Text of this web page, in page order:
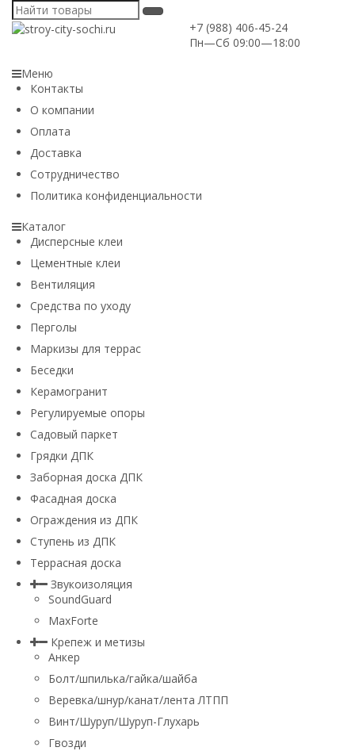
+7 (988) 406-45-24
Пн—Сб 09:00—18:00
Меню
Контакты
О компании
Оплата
Доставка
Сотрудничество
Политика конфиденциальности
Каталог
Дисперсные клеи
Цементные клеи
Вентиляция
Средства по уходу
Перголы
Маркизы для террас
Беседки
Керамогранит
Регулируемые опоры
Садовый паркет
Грядки ДПК
Заборная доска ДПК
Фасадная доска
Ограждения из ДПК
Ступень из ДПК
Террасная доска
Звукоизоляция
SoundGuard
MaxForte
Крепеж и метизы
Анкер
Болт/шпилька/гайка/шайба
Веревка/шнур/канат/лента ЛТПП
Винт/Шуруп/Шуруп-Глухарь
Гвозди